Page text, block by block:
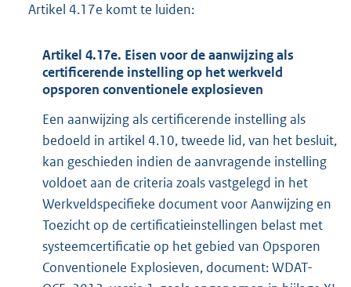
Artikel 4.17e komt te luiden:
Artikel 4.17e. Eisen voor de aanwijzing als
certificerende instelling op het werkveld
opsporen conventionele explosieven
Een aanwijzing als certificerende instelling als
bedoeld in artikel 4.10, tweede lid, van het besluit,
kan geschieden indien de aanvragende instelling
voldoet aan de criteria zoals vastgelegd in het
Werkveldspecifieke document voor Aanwijzing en
Toezicht op de certificatieinstellingen belast met
systeemcertificatie op het gebied van Opsporen
Conventionele Explosieven, document: WDAT-